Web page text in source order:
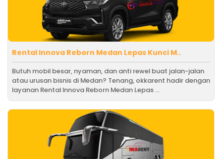
Rental Innova Reborn Medan Lepas Kunci M..
Butuh mobil besar, nyaman, dan anti rewel buat jalan-jalan
atau urusan bisnis di Medan? Tenang, okkarent hadir dengan
layanan Rental Innova Reborn Medan Lepas ...